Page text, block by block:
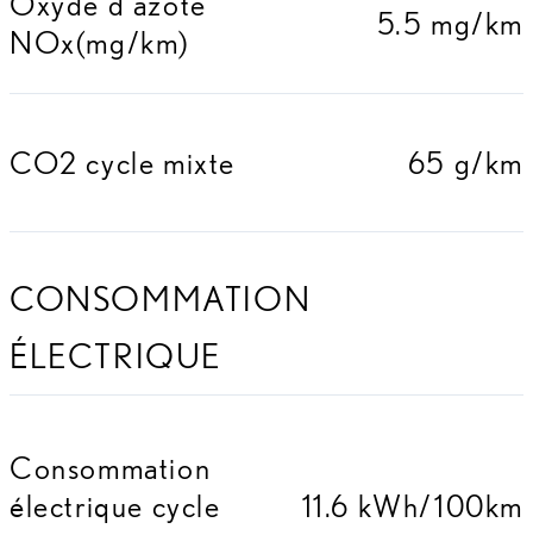
NOx(mg/km)
5.5 mg/km
CO2 cycle mixte 65 g/km
CONSOMMATION
ÉLECTRIQUE
Consommation
électrique cycle
11.6 kWh/100km